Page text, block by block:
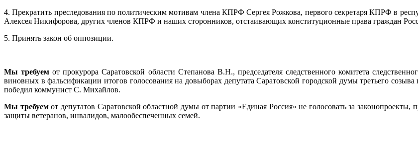
4. Прекратить преследования по политическим мотивам члена КПРФ Сергея Рожкова, первого секретаря КПРФ в
Алексея Никифорова, других членов КПРФ и наших сторонников, отстаивающих конституционные права граждан
5. Принять закон об оппозиции.
Мытребуемот прокурора Саратовской области Степанова В.Н., председателя следственного комитета
виновных в фальсификации итогов голосования на довыборах депутата Саратовской городской думы третьего
победил коммунист С. Михайлов.
Мы требуемот депутатов Саратовской областной думы от партии «Единая Россия» не голосовать за
защиты ветеранов, инвалидов, малообеспеченных семей.